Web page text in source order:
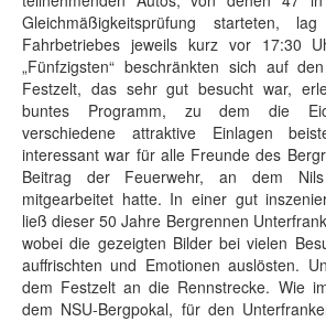
Gleichmäßigkeitsprüfung starteten,
Fahrbetriebes jeweils kurz vor 17:30
„Fünfzigsten“ beschränkten sich auf
Festzelt, das sehr gut besucht war,
buntes Programm, zu dem die
verschiedene attraktive Einlagen
interessant war für alle Freunde des
Beitrag der Feuerwehr, an dem
mitgearbeitet hatte. In einer gut
ließ dieser 50 Jahre Bergrennen
wobei die gezeigten Bilder bei vielen
auffrischten und Emotionen auslösten.
dem Festzelt an die Rennstrecke. Wie
dem NSU-Bergpokal, für den